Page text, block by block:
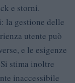
e storni.
la gestione delle
utente può
e le esigenze
stima inoltre
inaccessibile